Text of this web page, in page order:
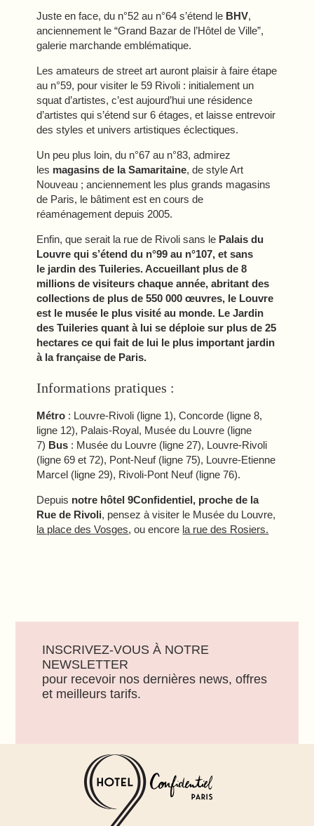
Juste en face, du n°52 au n°64 s’étend le BHV,
anciennement le “Grand Bazar de l’Hôtel de Ville”,
galerie marchande emblématique.
Les amateurs de street art auront plaisir à faire étape
au n°59, pour visiter le 59 Rivoli : initialement un
squat d’artistes, c’est aujourd’hui une résidence
d’artistes qui s’étend sur 6 étages, et laisse entrevoir
des styles et univers artistiques éclectiques.
Un peu plus loin, du n°67 au n°83, admirez
les magasins de la Samaritaine, de style Art
Nouveau ; anciennement les plus grands magasins
de Paris, le bâtiment est en cours de
réaménagement depuis 2005.
Enfin, que serait la rue de Rivoli sans le Palais du
Louvre qui s’étend du n°99 au n°107, et sans
le jardin des Tuileries. Accueillant plus de 8
millions de visiteurs chaque année, abritant des
collections de plus de 550 000 œuvres, le Louvre
est le musée le plus visité au monde. Le Jardin
des Tuileries quant à lui se déploie sur plus de 25
hectares ce qui fait de lui le plus important jardin
à la française de Paris.
Informations pratiques :
Métro : Louvre-Rivoli (ligne 1), Concorde (ligne 8,
ligne 12), Palais-Royal, Musée du Louvre (ligne
7) Bus : Musée du Louvre (ligne 27), Louvre-Rivoli
(ligne 69 et 72), Pont-Neuf (ligne 75), Louvre-Etienne
Marcel (ligne 29), Rivoli-Pont Neuf (ligne 76).
Depuis notre hôtel 9Confidentiel, proche de la
Rue de Rivoli, pensez à visiter le Musée du Louvre,
la place des Vosges, ou encore la rue des Rosiers.
INSCRIVEZ-VOUS À NOTRE
NEWSLETTER
pour recevoir nos dernières news, offres
et meilleurs tarifs.
CHAMBRES & SUITES
SERVICES
GALERIE
OFFRES
TOURISME
GROUPES & BUSINESS
NOS ENGAGEMENTS
FR